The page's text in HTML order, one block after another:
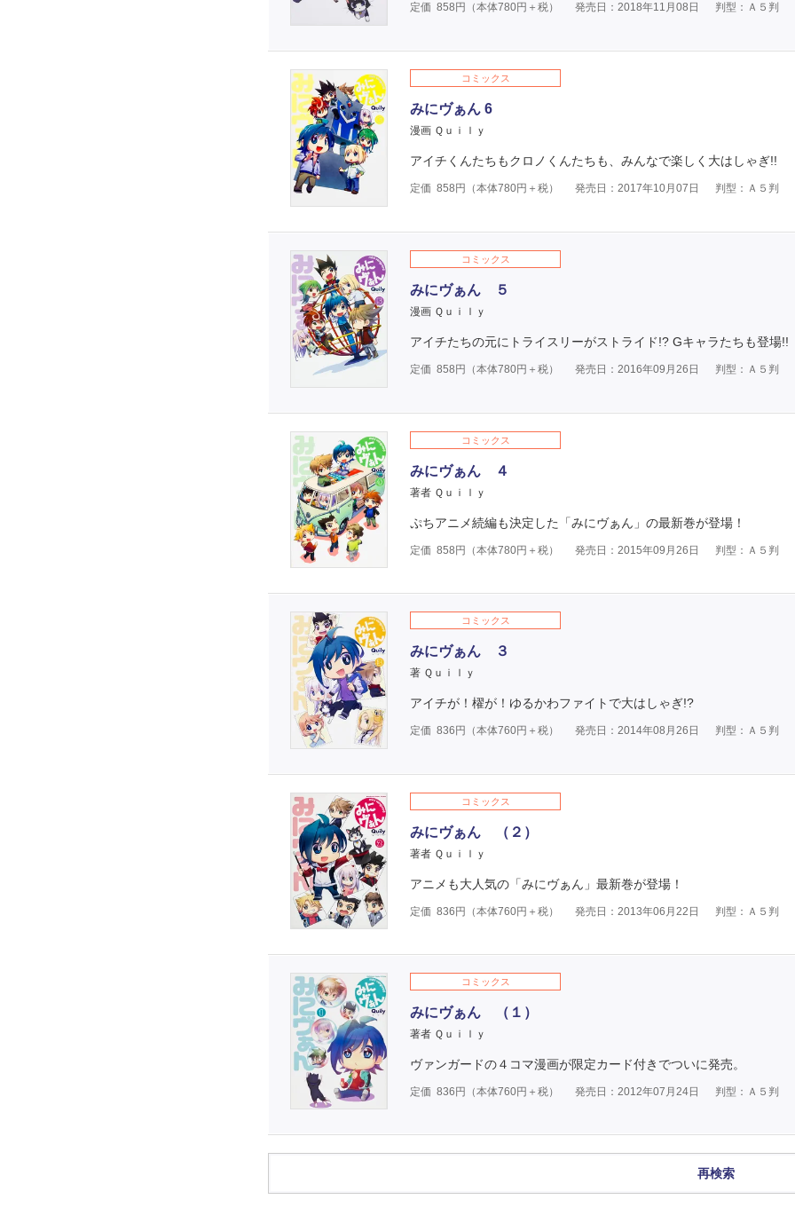
定価 858 円（本体780円＋税） 発売日：2018年11月08日 判型：Ａ５判
コミックス
みにヴぁん 6
漫画 Ｑｕｉｌｙ
アイチくんたちもクロノくんたちも、みんなで楽しく大はしゃぎ!!
定価 858 円（本体780円＋税） 発売日：2017年10月07日 判型：Ａ５判
コミックス
みにヴぁん ５
漫画 Ｑｕｉｌｙ
アイチたちの元にトライスリーがストライド!? Gキャラたちも登場!!
定価 858 円（本体780円＋税） 発売日：2016年09月26日 判型：Ａ５判
コミックス
みにヴぁん ４
著者 Ｑｕｉｌｙ
ぷちアニメ続編も決定した「みにヴぁん」の最新巻が登場！
定価 858 円（本体780円＋税） 発売日：2015年09月26日 判型：Ａ５判
コミックス
みにヴぁん ３
著 Ｑｕｉｌｙ
アイチが！櫂が！ゆるかわファイトで大はしゃぎ!?
定価 836 円（本体760円＋税） 発売日：2014年08月26日 判型：Ａ５判
コミックス
みにヴぁん （２）
著者 Ｑｕｉｌｙ
アニメも大人気の「みにヴぁん」最新巻が登場！
定価 836 円（本体760円＋税） 発売日：2013年06月22日 判型：Ａ５判
コミックス
みにヴぁん （１）
著者 Ｑｕｉｌｙ
ヴァンガードの４コマ漫画が限定カード付きでついに発売。
定価 836 円（本体760円＋税） 発売日：2012年07月24日 判型：Ａ５判
再検索